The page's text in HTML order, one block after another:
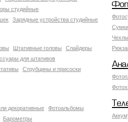
студийные
Зарядные устройства студийные
Штативные головы
Слайдеры
для штативов
Струбцины и присоски
декоративные
Фотоальбомы
Барометры